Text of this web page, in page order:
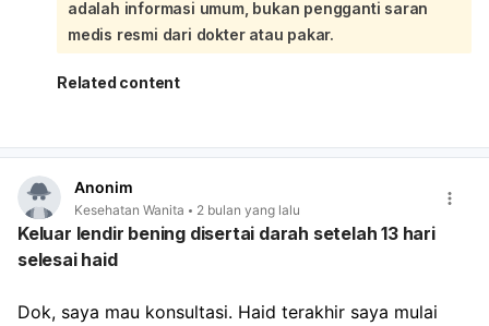
hingga cokelat tua, dan jumlahnya sedikit. Kondisi ini
seringkali disertai dengan tanda kehamilan lain seperti
terlambat menstruasi, mual, atau perubahan suasana hati.
Meskipun flek darah juga bisa menjadi tanda awal
merah muda lebih mengarah pada kemungkinan
disarankan untuk melakukan tes kehamilan. Jika hasilnya
negatif namun Anda masih merasa khawatir atau flek
berlanjut, sebaiknya konsultasikan dengan dokter untuk
pemeriksaan lebih lanjut.
adalah informasi umum, bukan pengganti saran
medis resmi dari dokter atau pakar.
Related content
Anonim
Kesehatan Wanita 2 bulan yang lalu
Keluar lendir bening disertai darah setelah 13 hari
selesai haid
Dok, saya mau konsultasi. Haid terakhir saya mulai